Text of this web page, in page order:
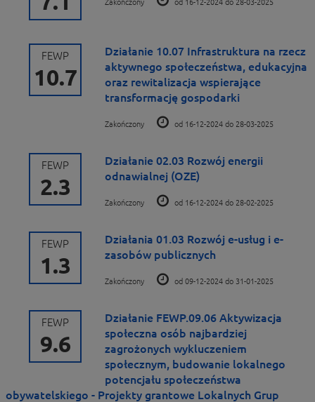
FEWP
10.7
Działanie 10.07 Infrastruktura na rzecz
aktywnego społeczeństwa, edukacyjna
oraz rewitalizacja wspierające
transformację gospodarki
Zakończony od 16-12-2024 do 28-03-2025
FEWP
2.3
Działanie 02.03 Rozwój energii
odnawialnej (OZE)
Zakończony od 16-12-2024 do 28-02-2025
FEWP
1.3
Działania 01.03 Rozwój e-usług i e-
zasobów publicznych
Zakończony od 09-12-2024 do 31-01-2025
FEWP
9.6
Działanie FEWP.09.06 Aktywizacja
społeczna osób najbardziej
zagrożonych wykluczeniem
społecznym, budowanie lokalnego
potencjału społeczeństwa
obywatelskiego - Projekty grantowe Lokalnych Grup